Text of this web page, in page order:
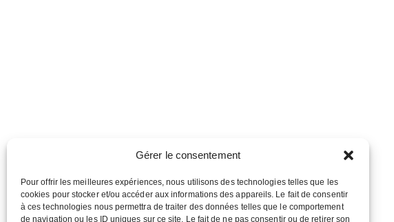
Gérer le consentement
Pour offrir les meilleures expériences, nous utilisons des technologies telles que les
cookies pour stocker et/ou accéder aux informations des appareils. Le fait de consentir
à ces technologies nous permettra de traiter des données telles que le comportement
de navigation ou les ID uniques sur ce site. Le fait de ne pas consentir ou de retirer son